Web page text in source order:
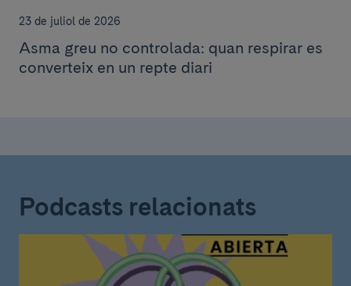
23 de juliol de 2026
Asma greu no controlada: quan respirar es
converteix en un repte diari
Podcasts relacionats